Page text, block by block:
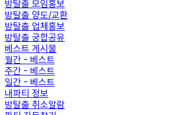
방탈출 모임홍보
방탈출 양도/교환
방탈출 업체홍보
방탈출 궁합공유
베스트 게시물
월간 - 베스트
주간 - 베스트
일간 - 베스트
내파티 정보
방탈출 취소알람